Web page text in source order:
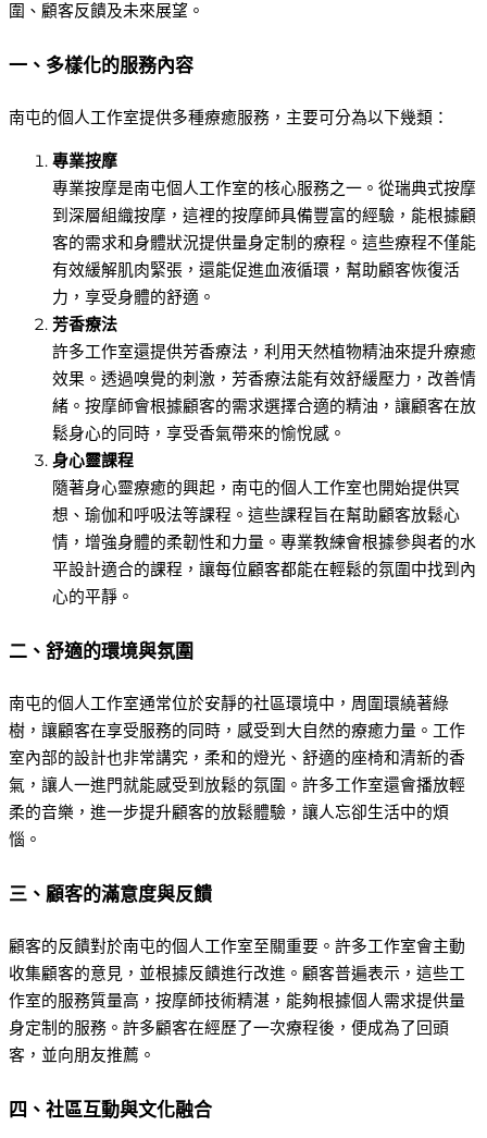
圍、顧客反饋及未來展望。
一、多樣化的服務內容
南屯的個人工作室提供多種療癒服務，主要可分為以下幾類：
專業按摩
專業按摩是南屯個人工作室的核心服務之一。從瑞典式按摩
到深層組織按摩，這裡的按摩師具備豐富的經驗，能根據顧
客的需求和身體狀況提供量身定制的療程。這些療程不僅能
有效緩解肌肉緊張，還能促進血液循環，幫助顧客恢復活
力，享受身體的舒適。
芳香療法
許多工作室還提供芳香療法，利用天然植物精油來提升療癒
效果。透過嗅覺的刺激，芳香療法能有效舒緩壓力，改善情
緒。按摩師會根據顧客的需求選擇合適的精油，讓顧客在放
鬆身心的同時，享受香氣帶來的愉悅感。
身心靈課程
隨著身心靈療癒的興起，南屯的個人工作室也開始提供冥
想、瑜伽和呼吸法等課程。這些課程旨在幫助顧客放鬆心
情，增強身體的柔韌性和力量。專業教練會根據參與者的水
平設計適合的課程，讓每位顧客都能在輕鬆的氛圍中找到內
心的平靜。
二、舒適的環境與氛圍
南屯的個人工作室通常位於安靜的社區環境中，周圍環繞著綠
樹，讓顧客在享受服務的同時，感受到大自然的療癒力量。工作
室內部的設計也非常講究，柔和的燈光、舒適的座椅和清新的香
氣，讓人一進門就能感受到放鬆的氛圍。許多工作室還會播放輕
柔的音樂，進一步提升顧客的放鬆體驗，讓人忘卻生活中的煩
惱。
三、顧客的滿意度與反饋
顧客的反饋對於南屯的個人工作室至關重要。許多工作室會主動
收集顧客的意見，並根據反饋進行改進。顧客普遍表示，這些工
作室的服務質量高，按摩師技術精湛，能夠根據個人需求提供量
身定制的服務。許多顧客在經歷了一次療程後，便成為了回頭
客，並向朋友推薦。
四、社區互動與文化融合